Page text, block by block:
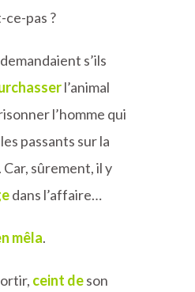
ce-pas ?
s’ils
l’animal
l’homme qui
passants sur la
sûrement, il y
dans l’affaire…
mêla.
ceint deson